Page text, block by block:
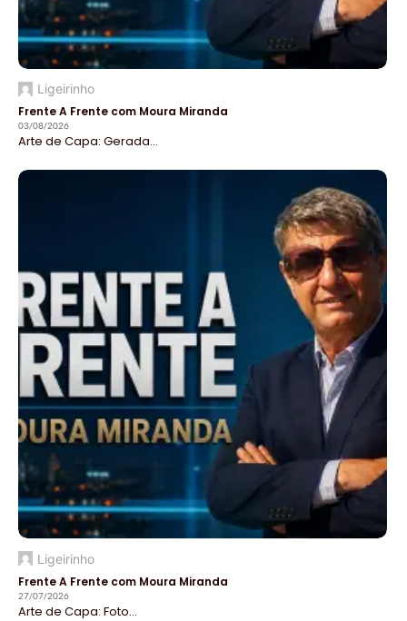
Ligeirinho
Frente A Frente com Moura Miranda
03/08/2026
Arte de Capa: Gerada...
Ligeirinho
Frente A Frente com Moura Miranda
27/07/2026
Arte de Capa: Foto...